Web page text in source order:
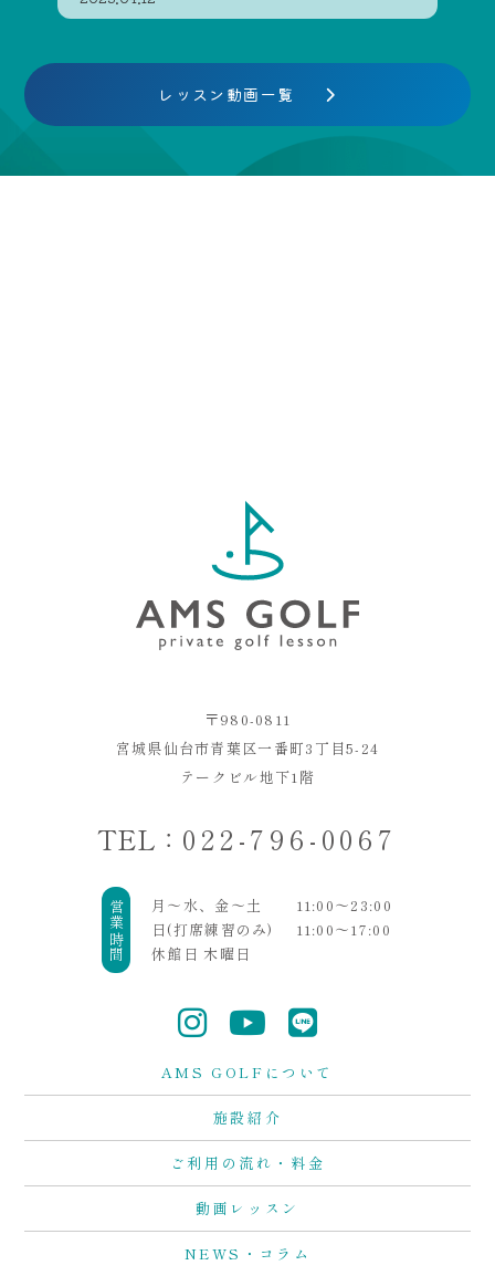
レッスン動画一覧
〒980-0811
宮城県仙台市青葉区一番町3丁目5-24
テークビル地下1階
TEL： 022-796-0067
営業時間 月〜水、金〜土
11:00〜23:00
日(打席練習のみ)
11:00〜17:00
休館日 木曜日
AMS GOLFについて
施設紹介
ご利用の流れ・料金
動画レッスン
NEWS・コラム